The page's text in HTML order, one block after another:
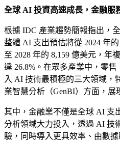
全球 AI 投資高速成長，金融服
根據 IDC 產業趨勢簡報指出，
整體 AI 支出預估將從 2024 年
至 2028 年的 8,159 億美元，年
達 26.8%。在眾多產業中，零
入 AI 技術最積極的三大領域，
業智慧分析（GenBI）方面，展
其中，金融業不僅是全球 AI 支
分析領域大力投入，透過 AI 技
驗，同時導入更具效率、由數據